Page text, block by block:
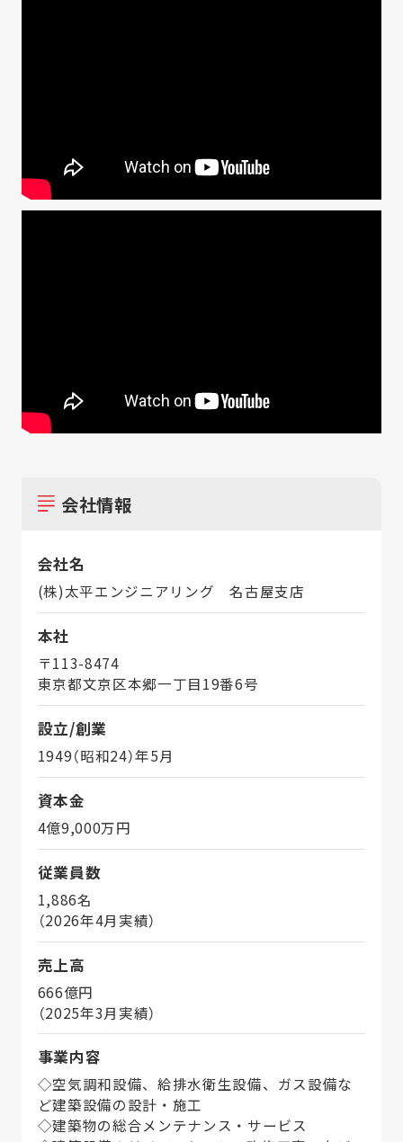
会社情報
会社名
(株)太平エンジニアリング 名古屋支店
本社
〒113-8474
東京都文京区本郷一丁目19番6号
設立/創業
1949（昭和24）年5月
資本金
4億9,000万円
従業員数
1,886名
（2026年4月実績）
売上高
666億円
（2025年3月実績）
事業内容
◇空気調和設備、給排水衛生設備、ガス設備な
ど建築設備の設計・施工
◇建築物の総合メンテナンス・サービス